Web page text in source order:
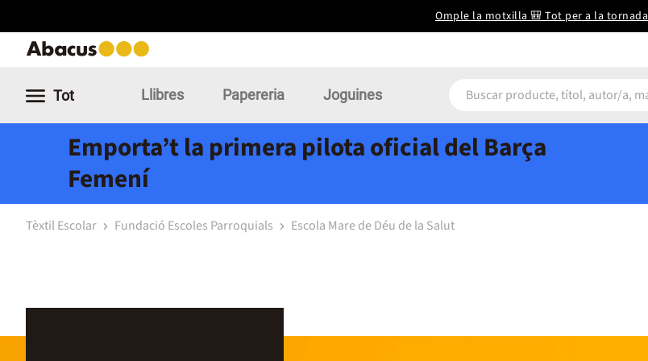
Omple la motxilla 🎒 Tot per a la tornada
Tot Llibres Papereria Joguines
Emporta’t la primera pilota oficial del Barça
Femení
Tèxtil Escolar Fundació Escoles Parroquials Escola Mare de Déu de la Salut